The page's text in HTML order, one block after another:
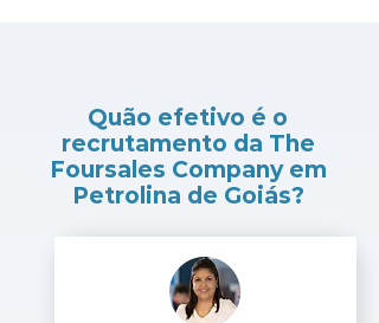
Quão efetivo é o
recrutamento da The
Foursales Company em
Petrolina de Goiás?